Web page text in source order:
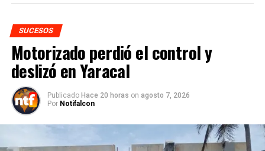
SUCESOS
Motorizado perdió el control y
deslizó en Yaracal
Publicado Hace 20 horas on agosto 7, 2026
Por Notifalcon